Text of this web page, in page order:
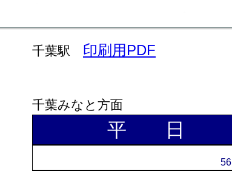
千葉駅 印刷用PDF
千葉みなと方面
平 日
56